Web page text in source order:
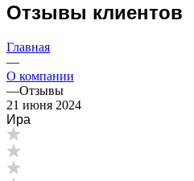
Отзывы клиентов
Главная
—
О компании
—Отзывы
21 июня 2024
Ира